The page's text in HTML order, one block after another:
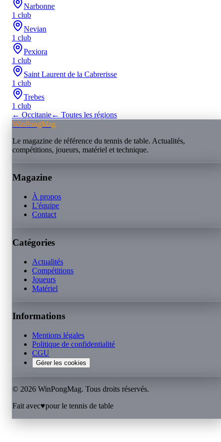
Narbonne
1 club
Nevian
1 club
Pexiora
1 club
Saint Laurent de la Cabrerisse
1 club
Trebes
1 club
← Occitanie← Toutes les régions
WinPongMag
Le magazine de référence du tennis de table. Actualités,
compétitions, joueurs, matériel et technique.
Magazine
À propos
L'équipe
Contact
Catégories
Actualités
Compétitions
Joueurs
Matériel
Informations
Mentions légales
Politique de confidentialité
CGU
Gérer les cookies
© 2026 WinPongMag. Tous droits réservés.
Fait avec♥pour le tennis de table